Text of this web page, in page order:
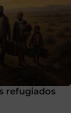
refugiados